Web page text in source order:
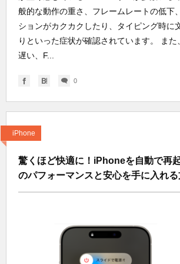
般的な動作の重さ、フレームレートの低下
ションがカクカクしたり、タイピング時に
りといった症状が確認されています。 ま
遅い、F...
0
iPhone
驚くほど快適に！iPhoneを自動で再
のパフォーマンスと安心を手に入れ